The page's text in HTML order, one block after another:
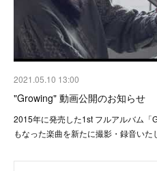
2021.05.10 13:00
"Growing" 動画公開のお知らせ
2015年に発売した1st フルアルバム
もなった楽曲を新たに撮影・録音い